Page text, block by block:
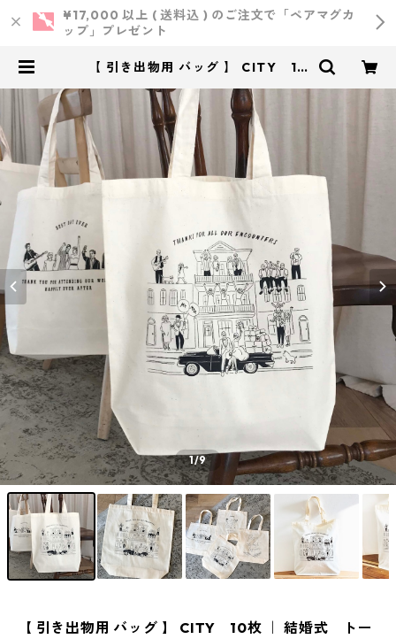
¥17,000 以上 ( 送料込 ) のご注文で「ペアマグカ
ップ」プレゼント
【 引き出物用 バッグ 】 CITY 10
作所 ｜ ウェディング・結婚式・オ
リジナルアイテム
1/9
【 引き出物用 バッグ 】 CITY 10枚 ｜ 結婚式 トー